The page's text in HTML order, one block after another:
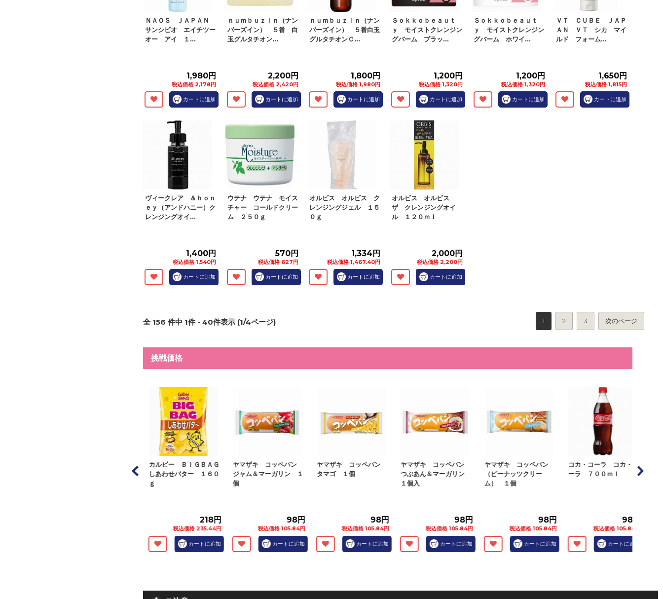
ＮＡＯＳ ＪＡＰＡＮ
サンシビオ エイチツー
オー アイ １...
1,980円
税込価格 2,178円
カートに追加
ｎｕｍｂｕｚｉｎ（ナン
バーズイン） ５番 白
玉グルタチオン...
2,200円
税込価格 2,420円
カートに追加
ｎｕｍｂｕｚｉｎ（ナン
バーズイン） ５番白玉
グルタチオンＣ...
1,800円
税込価格 1,980円
カートに追加
Ｓｏｋｋｏｂｅａｕｔ
ｙ モイストクレンジン
グバーム ブラッ...
1,200円
税込価格 1,320円
カートに追加
Ｓｏｋｋｏｂｅａｕｔ
ｙ モイストクレンジン
グバーム ホワイ...
1,200円
税込価格 1,320円
カートに追加
ＶＴ ＣＵＢＥ ＪＡＰ
ＡＮ ＶＴ シカ マイ
ルド フォーム...
1,650円
税込価格 1,815円
カートに追加
ヴィークレア ＆ｈｏｎ
ｅｙ（アンドハニー）ク
レンジングオイ...
1,400円
税込価格 1,540円
カートに追加
ウテナ ウテナ モイス
チャー コールドクリー
ム ２５０ｇ
570円
税込価格 627円
カートに追加
オルビス オルビス ク
レンジングジェル １５
０ｇ
1,334円
税込価格 1,467.40円
カートに追加
オルビス オルビス
ザ クレンジングオイ
ル １２０ｍｌ
2,000円
税込価格 2,200円
カートに追加
全 156 件中 1件 - 40件表示 (1/4ページ) 1 2 3 次のページ
挑戦価格
カルビー ＢＩＧＢＡＧ
しあわせバター １６０
ｇ
218円
税込価格 235.44円
カートに追加
ヤマザキ コッペパン
ジャム＆マーガリン １
個
98円
税込価格 105.84円
カートに追加
ヤマザキ コッペパン
タマゴ １個
98円
税込価格 105.84円
カートに追加
ヤマザキ コッペパン
つぶあん＆マーガリン
１個入
98円
税込価格 105.84円
カートに追加
ヤマザキ コッペパン
（ピーナッツクリー
ム） １個
98円
税込価格 105.84円
カートに追加
コカ・コーラ コカ・コ
ーラ ７００ｍｌ
98円
税込価格 105.84円
カートに追加